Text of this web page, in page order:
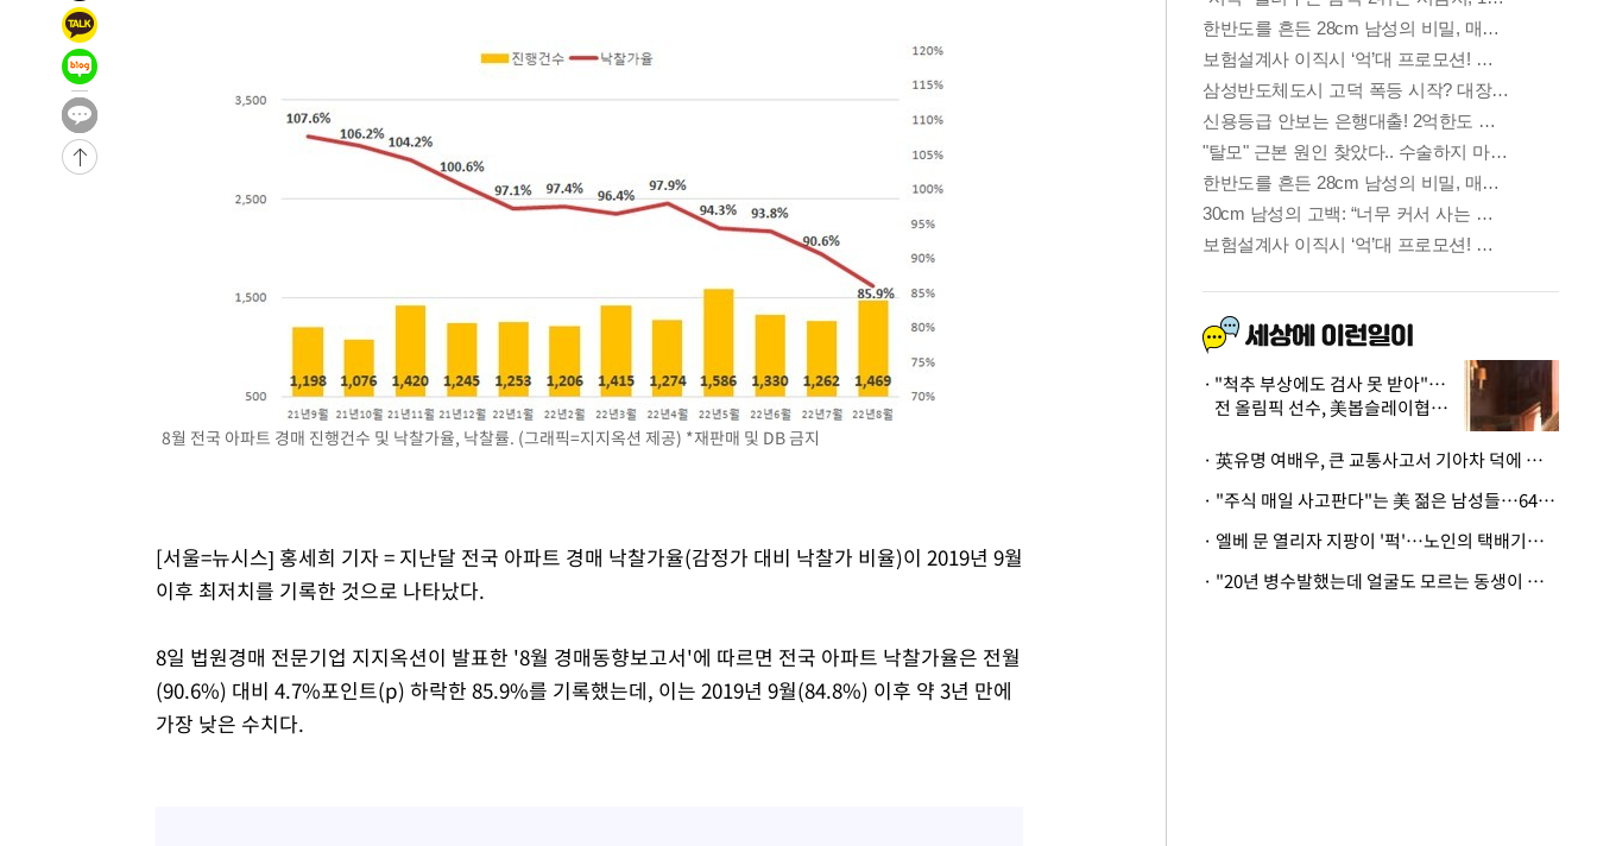
한민수·김용 순
-29798초 전 >
청래 44.56%
-29080초 전 >
[속보]與 대표 경선 제주·인천 당원투표…金 47.75%·鄭
42.08%·宋 10.17%
-28614초 전 >
것"
-28549초 전 >
[속보]與 당대표 경선, 제주·인천 권리당원 투표 김민석 승리
-22323초 전 >
낮 최고 35도 '무더위'…동해안 시간당 30㎜ '강한 비'[내일날씨]
[속보]이강인 "감독님이 원하는 마음 느꼈고, 많은 트로피 원해 아
강릉에 시간당 81.4㎜ 물폭탄…도로 잠기고 담벼락 붕괴
백운산서 80년근 천종산삼 9뿌리 발견…감정가 1.3억원
남자 농구, 나고야 아시안게임서 '홈팀' 일본과 한일전
여수 오동도 해상서 모터보트 전복…1명 사망·1명 실종
극한폭염 한풀 꺾이지만…'낮 최고 35도' 무더위, 열대야 계속[다음
'최고 37도' 폭염 지속…강원동해안 최대 150㎜ 비
[속보]뉴욕증시 상승 마감…S&P 0.6% 나스닥 1.3%↑
8월 전국 아파트 경매 진행건수 및 낙찰가율, 낙찰률. (그래픽=지지옥션 제공) *재판매 및 DB 금지
[서울=뉴시스] 홍세희 기자 = 지난달 전국 아파트 경매 낙찰가율(감정가 대비 낙찰가 비율)이 2019년 9월
이후 최저치를 기록한 것으로 나타났다.
8일 법원경매 전문기업 지지옥션이 발표한 '8월 경매동향보고서'에 따르면 전국 아파트 낙찰가율은 전월
(90.6%) 대비 4.7%포인트(p) 하락한 85.9%를 기록했는데, 이는 2019년 9월(84.8%) 이후 약 3년 만에
가장 낮은 수치다.
"척추 부상에도 검사 못 받아"…
전 올림픽 선수, 美봅슬레이협회
· 英유명 여배우, 큰 교통사고서 기아차 덕에 살았다
· "주식 매일 사고판다"는 美 젊은 남성들…64%가 "나는 인생의 패배자“
· 엘베 문 열리자 지팡이 '퍽'…노인의 택배기사 폭행 이유
· "20년 병수발했는데 얼굴도 모르는 동생이 유산 절반을"…배다른 형제 상속권 있을까